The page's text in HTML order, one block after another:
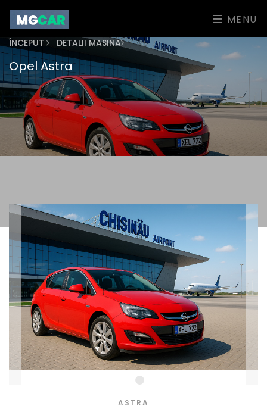
MENU
ÎNCEPUT DETALII MASINA
Opel Astra
ASTRA